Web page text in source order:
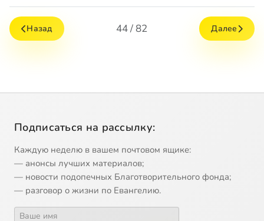
Назад 44 / 82 Далее
Подписаться на рассылку:
Каждую неделю в вашем почтовом ящике:
— анонсы лучших материалов;
— новости подопечных Благотворительного фонда;
— разговор о жизни по Евангелию.